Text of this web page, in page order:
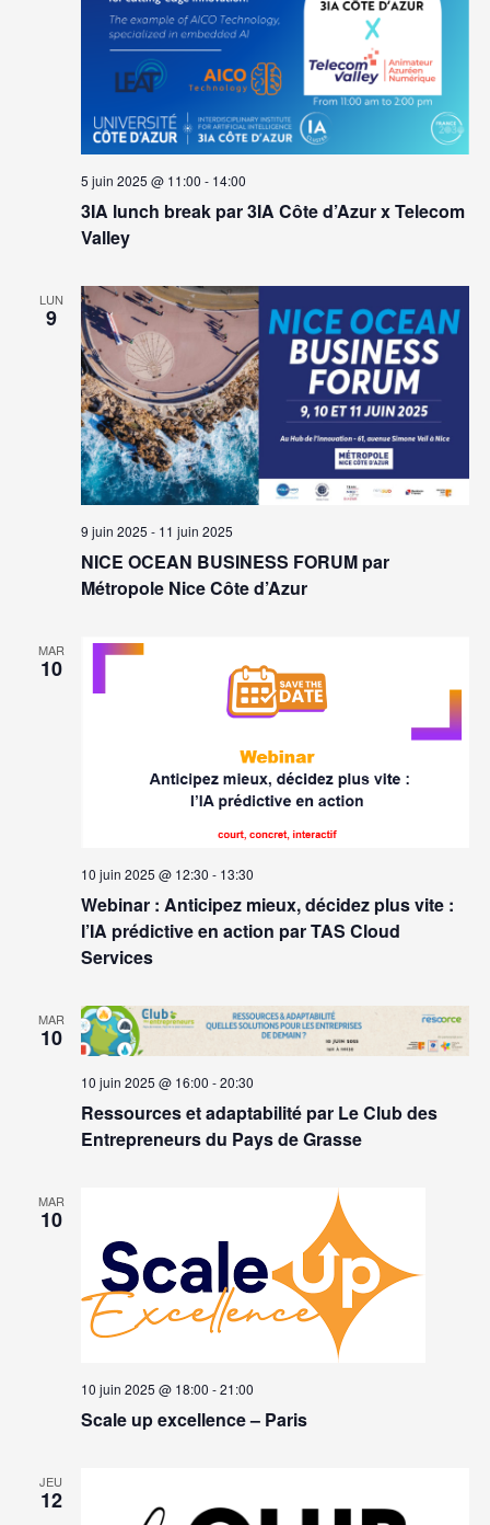
3IA lunch break par 3IA Côte d’Azur x Telecom
Valley
5 juin 2025 @ 11:00 - 14:00
LUN
9
NICE OCEAN BUSINESS FORUM par
Métropole Nice Côte d’Azur
9 juin 2025 - 11 juin 2025
MAR
10
Webinar : Anticipez mieux, décidez plus vite :
l’IA prédictive en action par TAS Cloud
Services
10 juin 2025 @ 12:30 - 13:30
MAR
10
Ressources et adaptabilité par Le Club des
Entrepreneurs du Pays de Grasse
10 juin 2025 @ 16:00 -20:30
MAR
10
Scale up excellence – Paris
10 juin 2025 @ 18:00 -21:00
JEU
12